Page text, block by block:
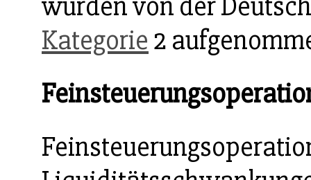
wurden von der
Kategorie 2